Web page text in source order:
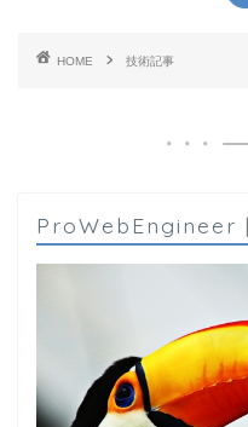
HOME 技術記事
ProWebEngineer